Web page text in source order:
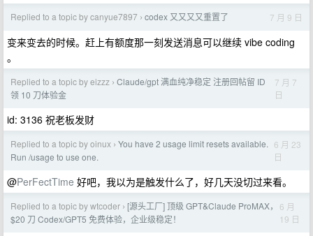
Replied to a topic by canyue7897 › codex 又又又又重置了 7 月 9 日
变来变去的时候。赶上有额度那一刻发送消息可以继续 vibe coding
。
Replied to a topic by eizzz › Claude/gpt 满血纯净稳定 注册回帖留 ID
领 10 刀体验金
7 月 7
日
id: 3136 祝老板发财
Replied to a topic by oinux › You have 2 usage limit resets available.
Run /usage to use one.
6 月 23
日
@PerFectTime 好吧，我以为是触发什么了，好几天没切过来看。
Replied to a topic by wtcoder › [源头工厂] 顶级 GPT&Claude ProMAX，
$20 刀 Codex/GPT5 免费体验，企业级稳定！
6 月
19 日